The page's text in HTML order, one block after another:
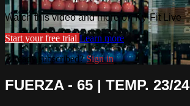
Watch this video and more on Ky-Fit Live
Start your free trial Learn more
Already subscribed?Sign in
FUERZA - 65 | TEMP. 23/24